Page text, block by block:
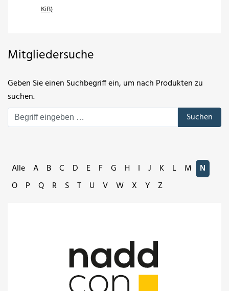
KiB)
Mitgliedersuche
Geben Sie einen Suchbegriff ein, um nach Produkten zu
suchen.
Suchen
Alle A B C D E F G H I J K L M
N
O
P Q R S T U V W X Y Z